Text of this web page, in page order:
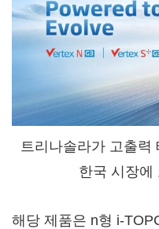
트리나솔라가 고출력
한국 시장에
해당 제품은 n형 i-